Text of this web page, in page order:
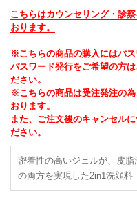
こちらはカウンセリング・診
おります。
※こちらの商品の購入にはパス
パスワード発行をご希望の方は
ださい。
※こちらの商品は受注発注の
おります。
また、ご注文後のキャンセル
ださい。
密着性の高いジェルが、皮
の両方を実現した2in1洗顔料